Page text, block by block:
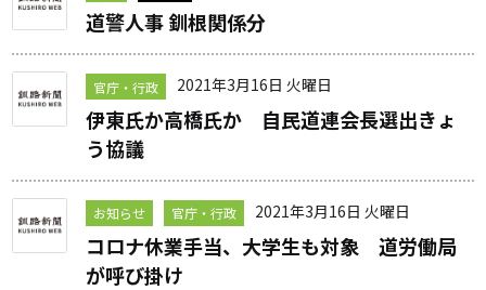
道警人事 釧根関係分
官庁・行政 2021年3月16日 火曜日
伊東氏か高橋氏か 自民道連会長選出きょ
う協議
お知らせ 官庁・行政 2021年3月16日 火曜日
コロナ休業手当、大学生も対象 道労働局
が呼び掛け